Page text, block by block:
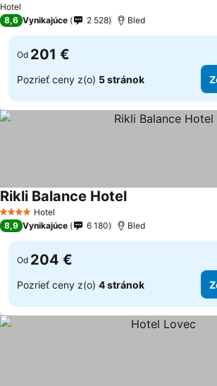
Hotel
8,6 Vynikajúce 2 528 Bled
Od 201 €
Pozrieť ceny z(o) 5 stránok
4 Počet hviezdičiek
Hotel
Rikli Balance Hotel
8,9 Vynikajúce 6 180 Bled
Od 204 €
Pozrieť ceny z(o) 4 stránok